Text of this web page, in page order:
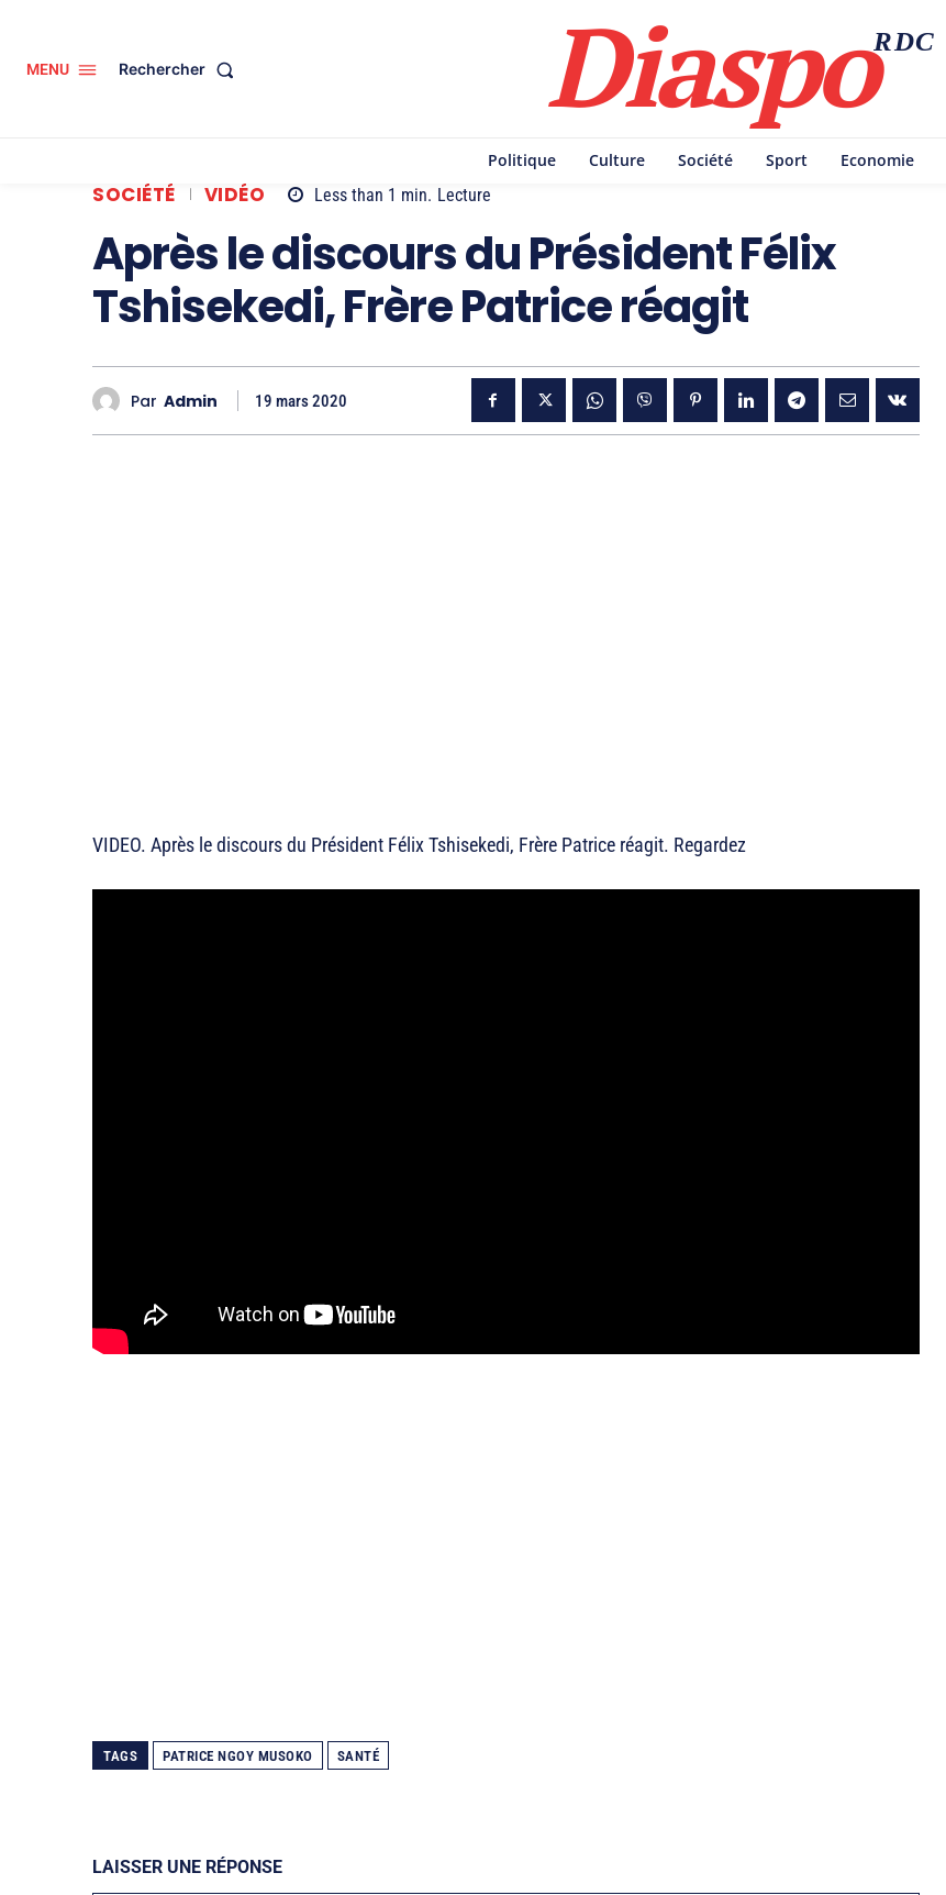
MENU Rechercher DiaspoRDC
Politique Culture Société Sport Economie
SOCIÉTÉ VIDÉO Less than 1 min. Lecture
Après le discours du Président Félix
Tshisekedi, Frère Patrice réagit
Par Admin 19 mars 2020
VIDEO. Après le discours du Président Félix Tshisekedi, Frère Patrice réagit. Regardez
TAGS PATRICE NGOY MUSOKO SANTÉ
LAISSER UNE RÉPONSE